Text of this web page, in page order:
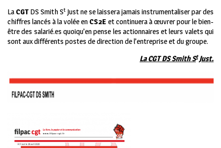
La CGT DS Smith St Just ne se laissera jamais instrumentaliser par des
chiffres lancés à la volée en CS2E et continuera à œuvrer pour le bien-
être des salarié.es quoiqu’en pense les actionnaires et leurs valets qui
sont aux différents postes de direction de l’entreprise et du groupe.
La CGT DS Smith StJust.